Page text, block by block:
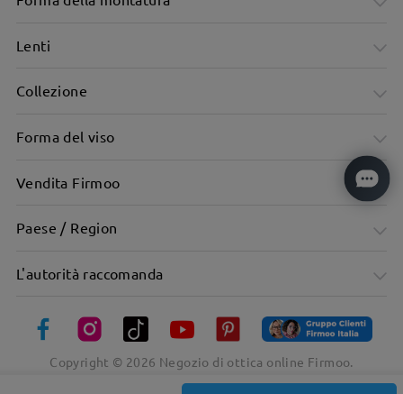
Lenti
Collezione
Forma del viso
Vendita Firmoo
Paese / Region
L'autorità raccomanda
Copyright © 2026 Negozio di ottica online Firmoo.